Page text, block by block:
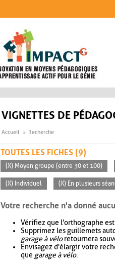
VIGNETTES DE
Accueil Recherche
TOUTES LES FICHES (9)
(X) Moyen groupe (entre 30 et 100)
(X) Individuel (X) En plusieurs
Votre recherche n'a donné
Vérifiez que l'orthographe
Supprimez les guillemets
garage à véloretournera
Envisagez d'élargir votre
que garage à vélo.